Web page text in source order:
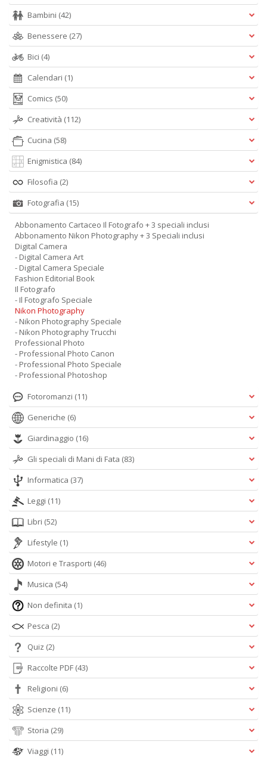
Bambini (42)
Benessere (27)
Bici (4)
Calendari (1)
Comics (50)
Creatività (112)
Cucina (58)
Enigmistica (84)
Filosofia (2)
Fotografia (15)
Abbonamento Cartaceo Il Fotografo + 3 speciali inclusi
Abbonamento Nikon Photography + 3 Speciali inclusi
Digital Camera
- Digital Camera Art
- Digital Camera Speciale
Fashion Editorial Book
Il Fotografo
- Il Fotografo Speciale
Nikon Photography
- Nikon Photography Speciale
- Nikon Photography Trucchi
Professional Photo
- Professional Photo Canon
- Professional Photo Speciale
- Professional Photoshop
Fotoromanzi (11)
Generiche (6)
Giardinaggio (16)
Gli speciali di Mani di Fata (83)
Informatica (37)
Leggi (11)
Libri (52)
Lifestyle (1)
Motori e Trasporti (46)
Musica (54)
Non definita (1)
Pesca (2)
Quiz (2)
Raccolte PDF (43)
Religioni (6)
Scienze (11)
Storia (29)
Viaggi (11)